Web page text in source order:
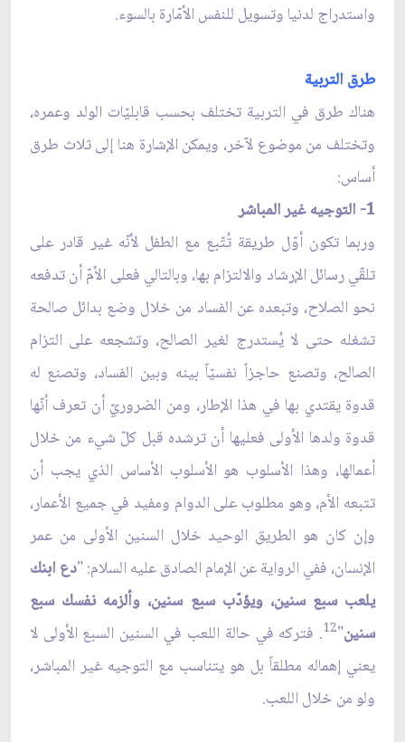
واستدراج لدنيا وتسويل للنفس الأمّارة بالسوء.
طرق التربية
هناك طرق في التربية تختلف بحسب قابليّات الولد وعمره،
وتختلف من موضوع لآخر، ويمكن الإشارة هنا إلى ثلاث طرق
أساس:
1- التوجيه غير المباشر
وربما تكون أوّل طريقة تُتّبع مع الطفل لأنّه غير قادر على
تلقّي رسائل الإرشاد والالتزام بها، وبالتالي فعلى الأمّ أن تدفعه
نحو الصلاح، وتبعده عن الفساد من خلال وضع بدائل صالحة
تشغله حتى لا يُستدرج لغير الصالح، وتشجعه على التزام
الصالح، وتصنع حاجزاً نفسيّاً بينه وبين الفساد، وتصنع له
قدوة يقتدي بها في هذا الإطار، ومن الضروريّ أن تعرف أنّها
قدوة ولدها الأولى فعليها أن ترشده قبل كلّ شيء من خلال
أعمالها، وهذا الأسلوب هو الأسلوب الأساس الذي يجب أن
تتبعه الأم، وهو مطلوب على الدوام ومفيد في جميع الأعمار،
وإن كان هو الطريق الوحيد خلال السنين الأولى من عمر
الإنسان، ففي الرواية عن الإمام الصادق عليه السلام: "دع ابنك
يلعب سبع سنين، ويؤدّب سبع سنين، وألزمه نفسك سبع
سنين"
12. فتركه في حالة اللعب في السنين السبع الأولى لا
يعني إهماله مطلقاً بل هو يتناسب مع التوجيه غير المباشر،
ولو من خلال اللعب.